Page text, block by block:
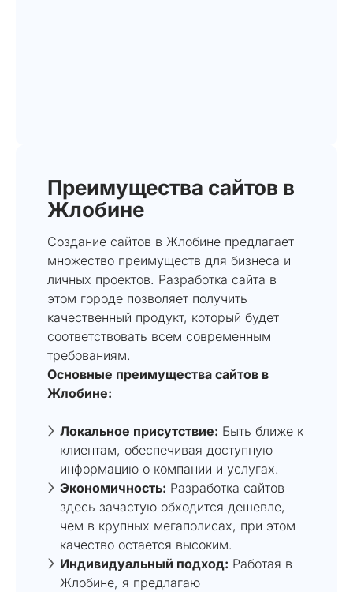
Преимущества сайтов в
Жлобине
Создание сайтов в Жлобине предлагает
множество преимуществ для бизнеса и
личных проектов. Разработка сайта в
этом городе позволяет получить
качественный продукт, который будет
соответствовать всем современным
требованиям.
Основные преимущества сайтов в
Жлобине:
Локальное присутствие: Быть ближе к
клиентам, обеспечивая доступную
информацию о компании и услугах.
Экономичность: Разработка сайтов
здесь зачастую обходится дешевле,
чем в крупных мегаполисах, при этом
качество остается высоким.
Индивидуальный подход: Работая в
Жлобине, я предлагаю